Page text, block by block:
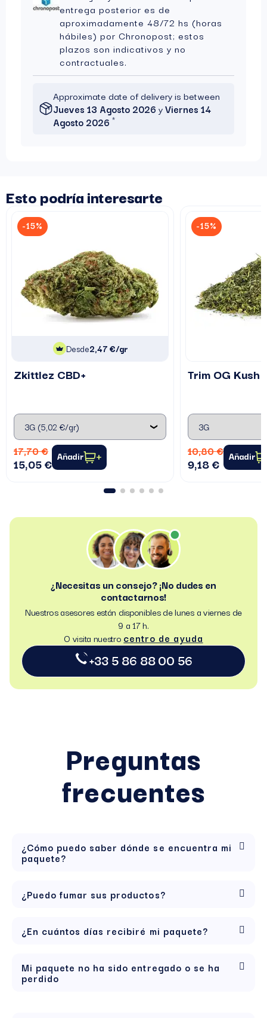
entrega posterior es de
aproximadamente 48/72 hs (horas
hábiles) por Chronopost; estos
plazos son indicativos y no
contractuales.
Approximate date of delivery is between
Jueves 13 Agosto 2026 yViernes 14
Agosto 2026 *
Esto podría interesarte
Desde2,47 €/gr
Zkittlez CBD+
17,70 €
15,05 € Añadir
-15%
Trim OG Kush
10,80 €
9,18 € Añadir
-15%
¿Necesitas un consejo? ¡No dudes en
contactarnos!
Nuestros asesores están disponibles de lunes a viernes de
9 a 17 h.
O visita nuestro centro de ayuda
+33 5 86 88 00 56
Preguntas
frecuentes
¿Cómo puedo saber dónde se encuentra mi
paquete?
¿Puedo fumar sus productos?
¿En cuántos días recibiré mi paquete?
Mi paquete no ha sido entregado o se ha
perdido